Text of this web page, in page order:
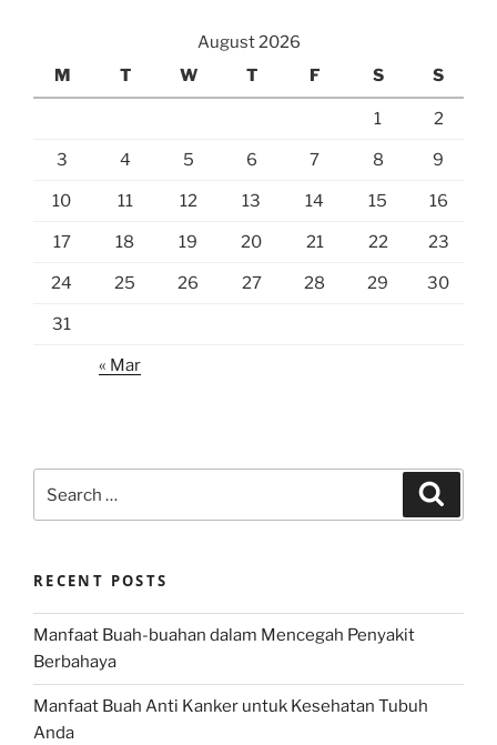
August 2026
M
T W T F S S
1 2
3 4 5 6 7 8 9
10 11 12 13 14 15 16
17 18 19 20 21 22 23
24 25 26 27 28 29 30
31
« Mar
for:
RECENT POSTS
Manfaat Buah-buahan dalam Mencegah Penyakit
Berbahaya
Manfaat Buah Anti Kanker untuk Kesehatan Tubuh
Anda